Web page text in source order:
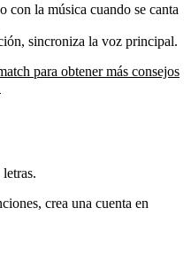
con la música cuando se canta
sincroniza la voz principal.
para obtener más consejos
crea una cuenta en